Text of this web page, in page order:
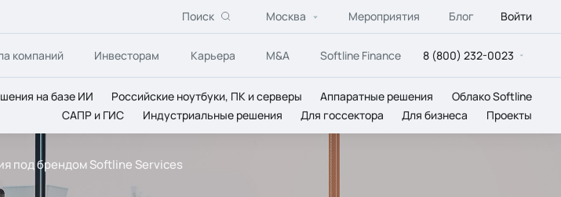
Поиск Москва Мероприятия Блог Войти
компаний Инвесторам Карьера M&A Softline Finance 8 (800) 232-0023
на базе ИИ Российские ноутбуки, ПК и серверы Аппаратные решения
Облако Softline
САПР и ГИС
Индустриальные решения Для госсектора Для бизнеса Проекты
под брендом Softline Services